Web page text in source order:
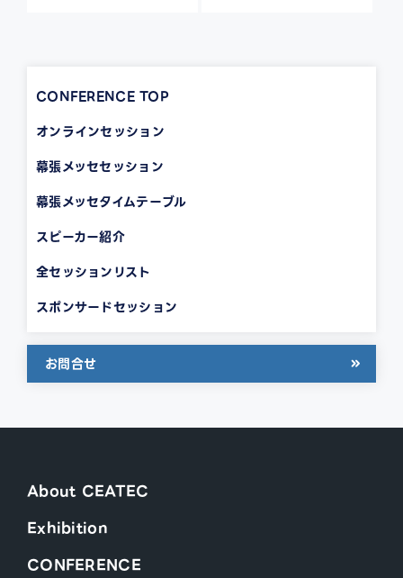
CONFERENCE TOP
オンラインセッション
幕張メッセセッション
幕張メッセタイムテーブル
スピーカー紹介
全セッションリスト
スポンサードセッション
お問合せ
About CEATEC
Exhibition
CONFERENCE